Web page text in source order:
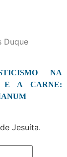
Duque
NA
E A CARNE:
Jesuíta.